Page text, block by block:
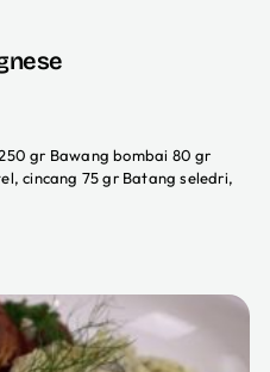
gr Bawang bombai 80 gr
cincang 75 gr Batang seledri,